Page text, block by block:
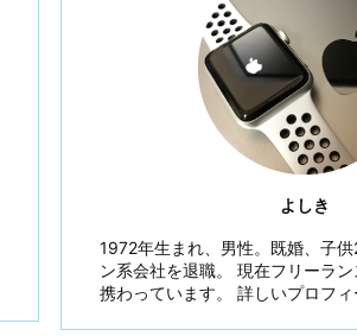
よしき
1972年生まれ、男性。既婚、子
ン系会社を退職。 現在フリーラ
携わっています。 詳しいプロフィ